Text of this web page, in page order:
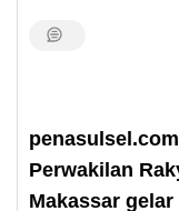
Perwakilan
Makassar